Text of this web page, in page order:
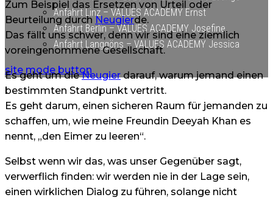
Anfahrt Linz – VALUES ACADEMY Ernst
Anfahrt Berlin – VALUES ACADEMY Josefine
Anfahrt Langgöns – VALUES ACADEMY Jessica
site mode button
Zum Beispiel das Ersetzen von Urteil oder
Beurteilung durch Neugierde.
Das fällt uns schwer, denn wir sind eine ziemlich
voreingenommene Gesellschaft.
Es geht um dieNeugierdarauf, warum jemand einen
bestimmten Standpunkt vertritt.
Es geht darum, einen sicheren Raum für jemanden zu
schaffen, um, wie meine Freundin Deeyah Khan es
nennt, „den Eimer zu leeren“.
Selbst wenn wir das, was unser Gegenüber sagt,
verwerflich finden: wir werden nie in der Lage sein,
einen wirklichen Dialog zu führen, solange nicht